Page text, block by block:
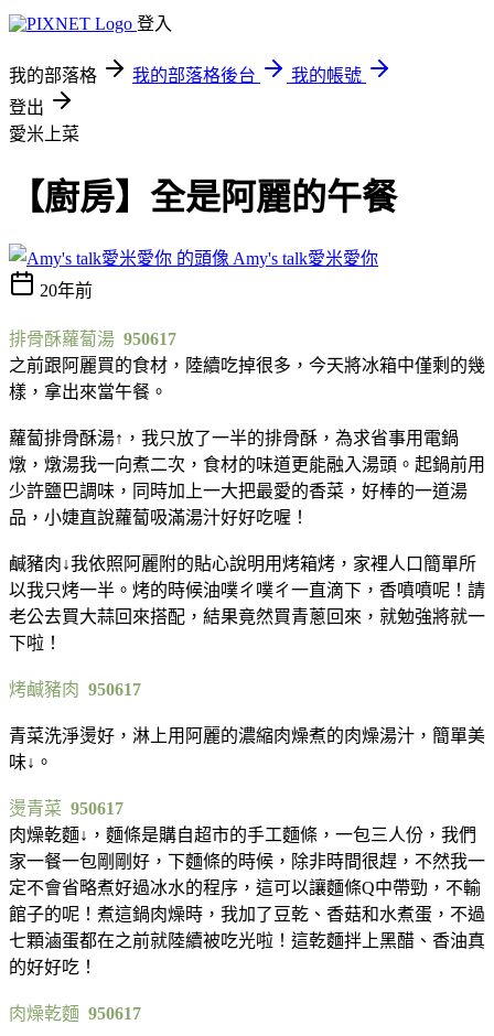
登入
我的部落格 我的部落格後台
我的帳號
登出
愛米上菜
【廚房】全是阿麗的午餐
Amy's talk愛米愛你
20年前
排骨酥蘿蔔湯 950617
之前跟阿麗買的食材，陸續吃掉很多，今天將冰箱中僅剩的幾
樣，拿出來當午餐。
蘿蔔排骨酥湯↑，我只放了一半的排骨酥，為求省事用電鍋
燉，燉湯我一向煮二次，食材的味道更能融入湯頭。起鍋前用
少許鹽巴調味，同時加上一大把最愛的香菜，好棒的一道湯
品，小婕直說蘿蔔吸滿湯汁好好吃喔！
鹹豬肉↓我依照阿麗附的貼心說明用烤箱烤，家裡人口簡單所
以我只烤一半。烤的時候油噗ㄔ噗ㄔ一直滴下，香噴噴呢！請
老公去買大蒜回來搭配，結果竟然買青蔥回來，就勉強將就一
下啦！
烤鹹豬肉 950617
青菜洗淨燙好，淋上用阿麗的濃縮肉燥煮的肉燥湯汁，簡單美
味↓。
燙青菜 950617
肉燥乾麵↓，麵條是購自超市的手工麵條，一包三人份，我們
家一餐一包剛剛好，下麵條的時候，除非時間很趕，不然我一
定不會省略煮好過冰水的程序，這可以讓麵條Q中帶勁，不輸
館子的呢！煮這鍋肉燥時，我加了豆乾、香菇和水煮蛋，不過
七顆滷蛋都在之前就陸續被吃光啦！這乾麵拌上黑醋、香油真
的好好吃！
肉燥乾麵 950617